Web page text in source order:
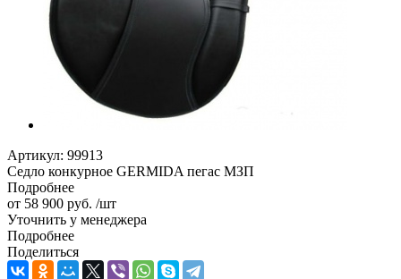
Артикул: 99913
Седло конкурное GERMIDA пегас МЗП
Подробнее
от 58 900 руб. /шт
Уточнить у менеджера
Подробнее
Поделиться